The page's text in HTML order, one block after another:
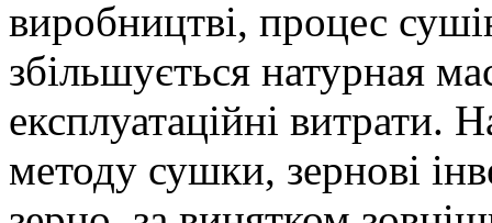
виробництві, процес
збільшується натурная
експлуатаційні витрати.
методу сушки, зернові